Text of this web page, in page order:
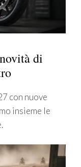
di
con nuove
insieme le